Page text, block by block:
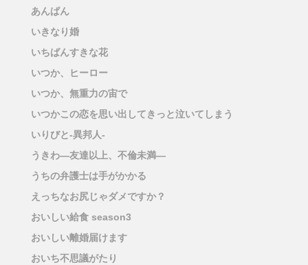
あんぱん
いきなり婚
いちばんすきな花
いつか、ヒーロー
いつか、無重力の宙で
いつかこの恋を思い出してきっと泣いてしまう
いりびと-異邦人-
うきわ―友達以上、不倫未満―
うちの弁護士は手がかかる
えっちなお尻じゃダメですか？
おいしい給食 season3
おいしい離婚届けます
おいち不思議がたり